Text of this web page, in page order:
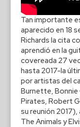
Tan importante
aparecido en 18
Richards la cita
aprendió en la
covereada 27
hasta 2017-la
por artistas del
Burnette, Bonnie
Pirates, Robert
su reunión
The Animals y